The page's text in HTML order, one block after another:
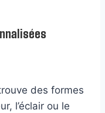
des formes
l’éclair ou le